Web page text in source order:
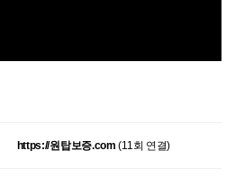
https://원탑보증.com (11회 연결)